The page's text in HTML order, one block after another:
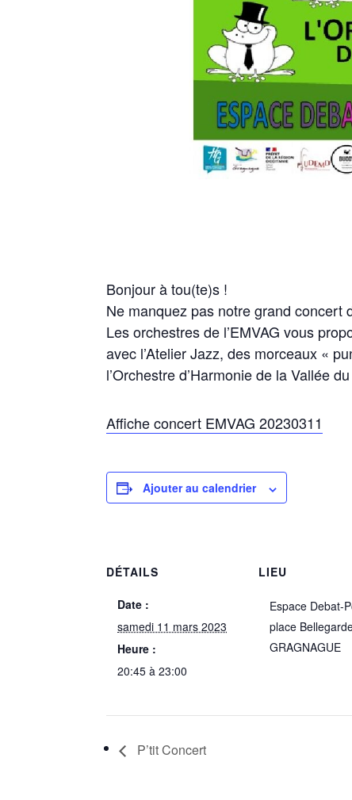
Bonjour à tou(te)s !
Ne manquez pas notre grand concert
Les orchestres de l’EMVAG vous
avec l’Atelier Jazz, des morceaux «
l’Orchestre d’Harmonie de la Vallée
Affiche concert EMVAG 20230311
Ajouter au calendrier
DÉTAILS
Date :
samedi 11 mars 2023
Heure :
20:45 à 23:00
LIEU
Espace Debat-
place
GRAGNAGUE
P’tit Concert